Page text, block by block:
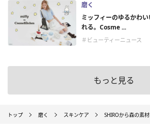
磨く
ミッフィーのゆるかわ
れる。Cosme ...
＃ビューティーニュース
もっと見る
トップ 磨く スキンケア SHIROから森の素